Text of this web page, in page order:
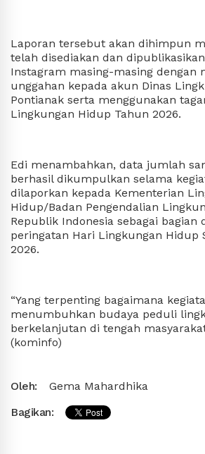
Laporan tersebut akan dihimpun
telah disediakan dan
Instagram masing-masing dengan
unggahan kepada akun Dinas
Pontianak serta menggunakan
Lingkungan Hidup Tahun 2026.
Edi menambahkan, data jumlah
berhasil dikumpulkan selama
dilaporkan kepada Kementerian
Hidup/Badan Pengendalian
Republik Indonesia sebagai bagian
peringatan Hari Lingkungan Hidup
2026.
“Yang terpenting bagaimana
menumbuhkan budaya peduli
berkelanjutan di tengah
(kominfo)
Oleh:
Gema Mahardhika
Bagikan: